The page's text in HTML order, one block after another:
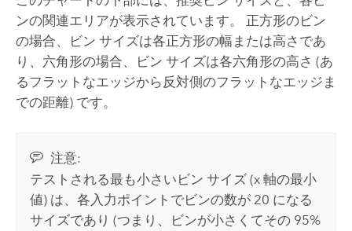
ンの関連エリアが表示されています。 正方形のビン
の場合、ビン サイズは各正方形の幅または高さであ
り、六角形の場合、ビン サイズは各六角形の高さ (あ
るフラットなエッジから反対側のフラットなエッジま
での距離) です。
注意:
テストされる最も小さいビン サイズ (x 軸の最小
値) は、各入力ポイントでビンの数が 20 になる
サイズであり (つまり、ビンが小さくてその 95%